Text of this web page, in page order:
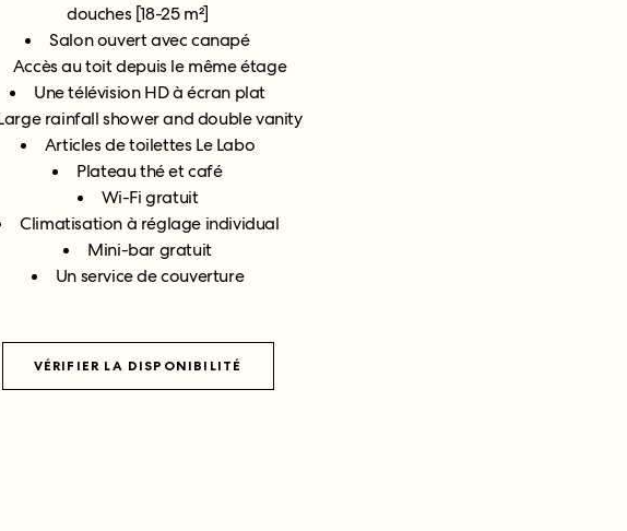
douches [18-25 m²]
Salon ouvert avec canapé
Accès au toit depuis le même étage
Une télévision HD à écran plat
rainfall shower and double vanity
Articles de toilettes Le Labo
Plateau thé et café
Wi-Fi gratuit
Climatisation à réglage individual
Mini-bar gratuit
Un service de couverture
VÉRIFIER LA DISPONIBILITÉ